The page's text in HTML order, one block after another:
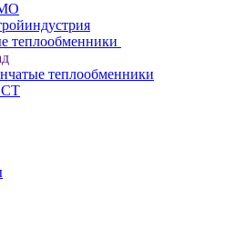
теплообменники
теплообменники